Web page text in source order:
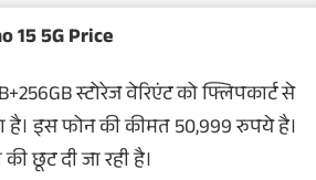
15 5G Price
स्टोरेज वेरिएंट को फ्लिपकार्ट से
है। इस फोन की कीमत 50,999 रुपये है।
छूट दी जा रही है।